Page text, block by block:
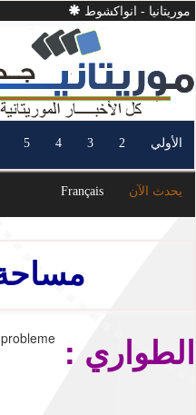
موريتانيا - انواكشوط
الأولي 2
3
4
5
يحدث الآن Français
مساحة
probleme الطواري :